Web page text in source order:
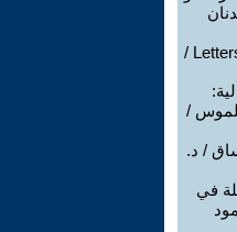
Letters from the East /
/
/ د.
في